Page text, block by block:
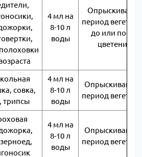
4 мл на
8-10 л
воды
Опрыскивание
период
до или после
цветения
совка,
трипсы
4 мл на
8-10 л
воды
Опрыскивание
период
4 мл на
8-10 л
воды
Опрыскивание
период